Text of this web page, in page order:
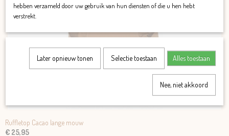
Ruffletop Cacao lange mouw
€ 25,95
hebben verzameld door uw gebruik van hun diensten of die u hen hebt
verstrekt.
Later opnieuw tonen Selectie toestaan Alles toestaan
Nee, niet akkoord